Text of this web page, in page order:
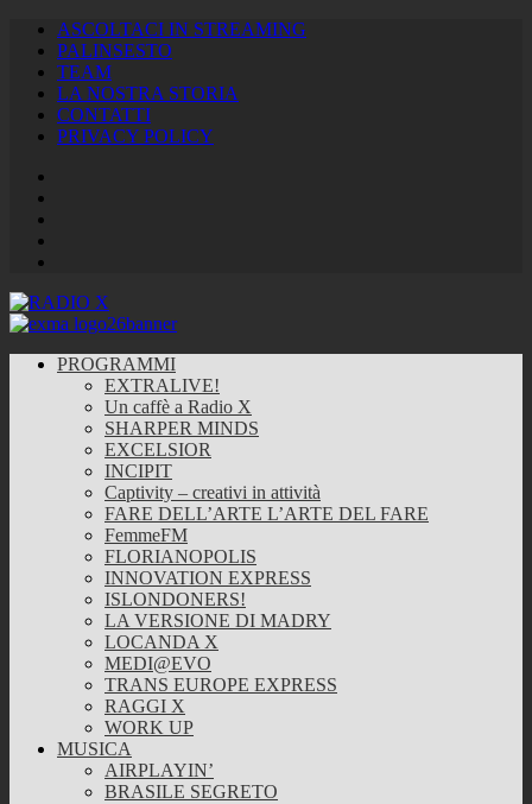
ASCOLTACI IN STREAMING
PALINSESTO
TEAM
LA NOSTRA STORIA
CONTATTI
PRIVACY POLICY
PROGRAMMI
EXTRALIVE!
Un caffè a Radio X
SHARPER MINDS
EXCELSIOR
INCIPIT
Captivity – creativi in attività
FARE DELL’ARTE L’ARTE DEL FARE
FemmeFM
FLORIANOPOLIS
INNOVATION EXPRESS
ISLONDONERS!
LA VERSIONE DI MADRY
LOCANDA X
MEDI@EVO
TRANS EUROPE EXPRESS
RAGGI X
WORK UP
MUSICA
AIRPLAYIN’
BRASILE SEGRETO